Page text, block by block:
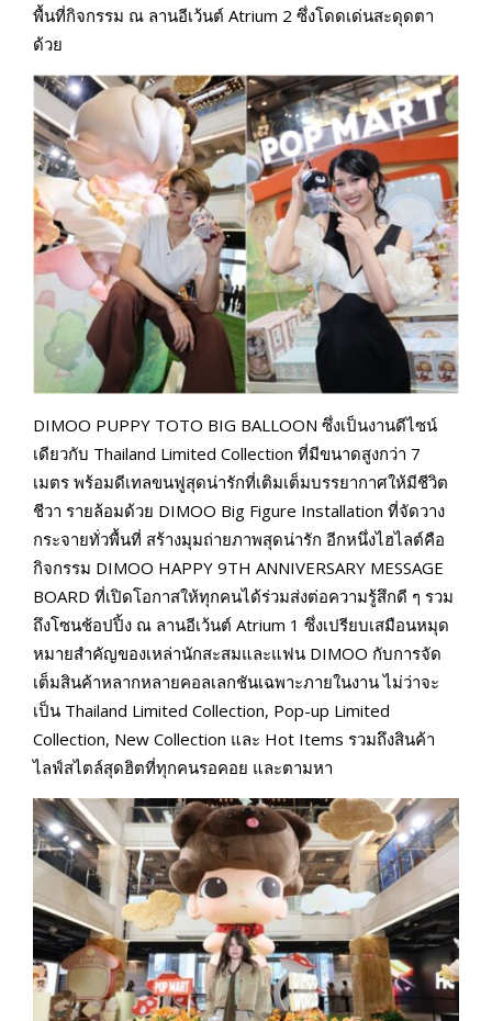
พื้นที่กิจกรรม ณ ลานอีเว้นต์ Atrium 2 ซึ่งโดดเด่นสะดุดตา
ด้วย
DIMOO PUPPY TOTO BIG BALLOON ซึ่งเป็นงานดีไซน์
เดียวกับ Thailand Limited Collection ที่มีขนาดสูงกว่า 7
เมตร พร้อมดีเทลขนฟูสุดน่ารักที่เติมเต็มบรรยากาศให้มีชีวิต
ชีวา รายล้อมด้วย DIMOO Big Figure Installation ที่จัดวาง
กระจายทั่วพื้นที่ สร้างมุมถ่ายภาพสุดน่ารัก อีกหนึ่งไฮไลต์คือ
กิจกรรม DIMOO HAPPY 9TH ANNIVERSARY MESSAGE
BOARD ที่เปิดโอกาสให้ทุกคนได้ร่วมส่งต่อความรู้สึกดี ๆ รวม
ถึงโซนช้อปปิ้ง ณ ลานอีเว้นต์ Atrium 1 ซึ่งเปรียบเสมือนหมุด
หมายสำคัญของเหล่านักสะสมและแฟน DIMOO กับการจัด
เต็มสินค้าหลากหลายคอลเลกชันเฉพาะภายในงาน ไม่ว่าจะ
เป็น Thailand Limited Collection, Pop-up Limited
Collection, New Collection และ Hot Items รวมถึงสินค้า
ไลฟ์สไตล์สุดฮิตที่ทุกคนรอคอย และตามหา